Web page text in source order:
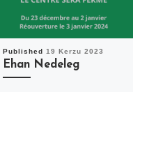
Published 19 Kerzu 2023
Ehan Nedeleg